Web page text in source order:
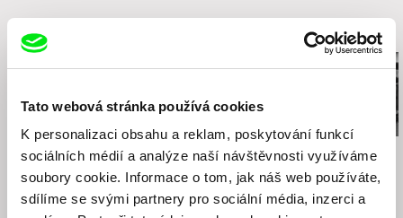
Tato webová stránka používá cookies
K personalizaci obsahu a reklam, poskytování funkcí
sociálních médií a analýze naší návštěvnosti využíváme
soubory cookie. Informace o tom, jak náš web používáte,
sdílíme se svými partnery pro sociální média, inzerci a
e-mail:sfu@sfu.sk
Související filmy (20)
Dušan Hanák
Učení
Ladislav Kudelka
Chlapi z Gaderskej
doliny
Ivan Húšťava
Kuchári